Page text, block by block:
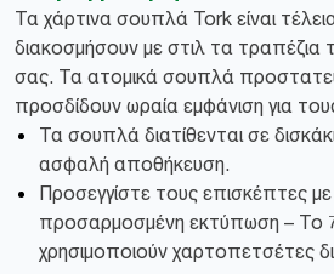
Τα χάρτινα σουπλά Tork είναι
διακοσμήσουν με στιλ τα τραπέζια
σας. Τα ατομικά σουπλά
προσδίδουν ωραία εμφάνιση για
Τα σουπλά διατίθενται σε
ασφαλή αποθήκευση.
Προσεγγίστε τους επισκέπτες με
προσαρμοσμένη εκτύπωση – Το
χρησιμοποιούν χαρτοπετσέτες